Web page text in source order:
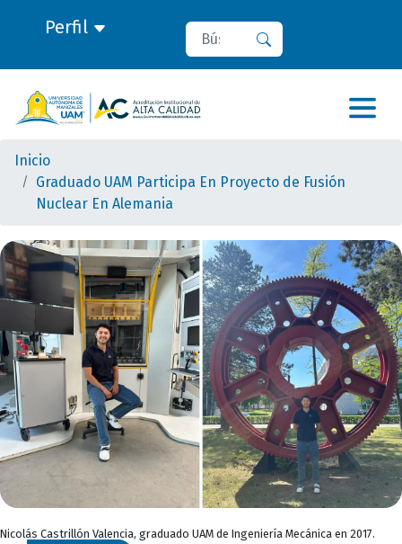
Perfil Buscar
Inicio
Graduado UAM Participa En Proyecto de Fusión
Nuclear En Alemania
Nicolás Castrillón Valencia, graduado UAM de Ingeniería Mecánica en 2017.